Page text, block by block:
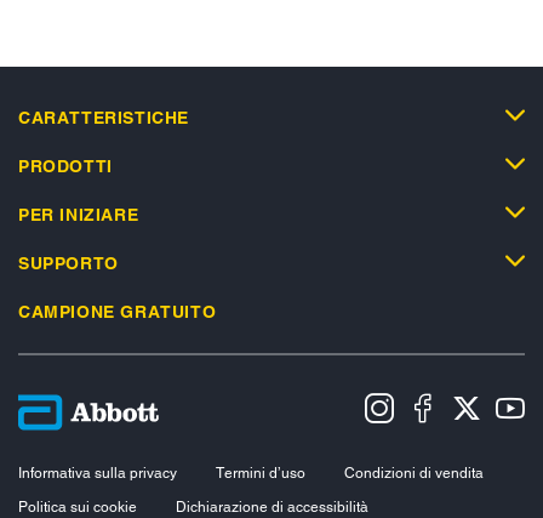
CARATTERISTICHE
PRODOTTI
PER INIZIARE
SUPPORTO
CAMPIONE GRATUITO
Informativa sulla privacy Termini d’uso
Condizioni di vendita
Politica sui cookie
Dichiarazione di accessibilità